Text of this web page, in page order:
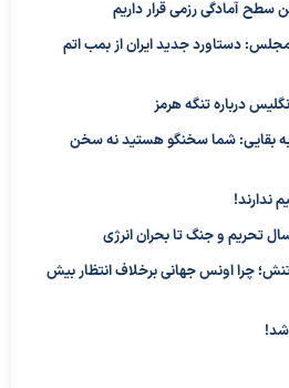
سطح آمادگی رزمی قرار داریم
دستاورد جدید ایران از بمب اتم
درباره تنگه هرمز
بقایی: شما سخنگو هستید نه سخن
ندارند!
تحریم و جنگ تا بحران انرژی
چرا اونس جهانی برخلاف انتظار بیش
شد!